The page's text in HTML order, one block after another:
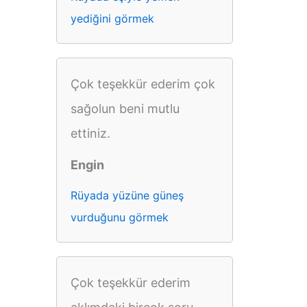
yediğini görmek
Çok teşekkür ederim çok
sağolun beni mutlu
ettiniz.
Engin
Rüyada yüzüne güneş
vurduğunu görmek
Çok teşekkür ederim